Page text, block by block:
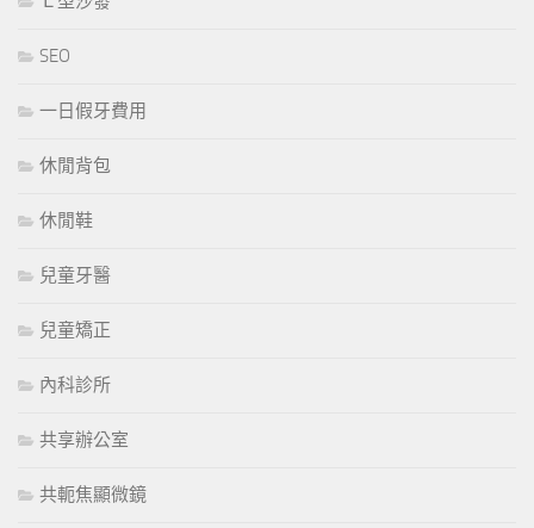
SEO
一日假牙費用
休閒背包
休閒鞋
兒童牙醫
兒童矯正
內科診所
共享辦公室
共軛焦顯微鏡